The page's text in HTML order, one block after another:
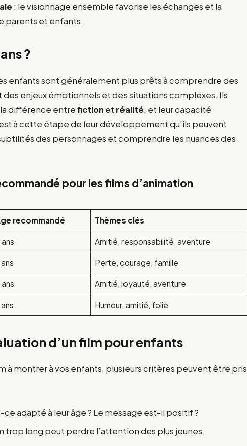
: le visionnage ensemble favorise les échanges et la
parents et enfants.
?
enfants sont généralement plus prêts à comprendre des
enjeux émotionnels et des situations complexes. Ils
différence entrefiction et réalité, et leur capacité
à cette étape de leur développement qu’ils peuvent
des personnages et comprendre les nuances des
pour les films d’animation
recommandé Thèmes clés
Amitié, responsabilité, aventure
Perte, courage, famille
ans Amitié, loyauté, aventure
Humour, amitié, folie
d’un film pour enfants
à montrer à vos enfants, plusieurs critères peuvent être pris
ce adapté à leur âge ? Le message est-il positif ?
trop long peut perdre l’attention des plus jeunes.